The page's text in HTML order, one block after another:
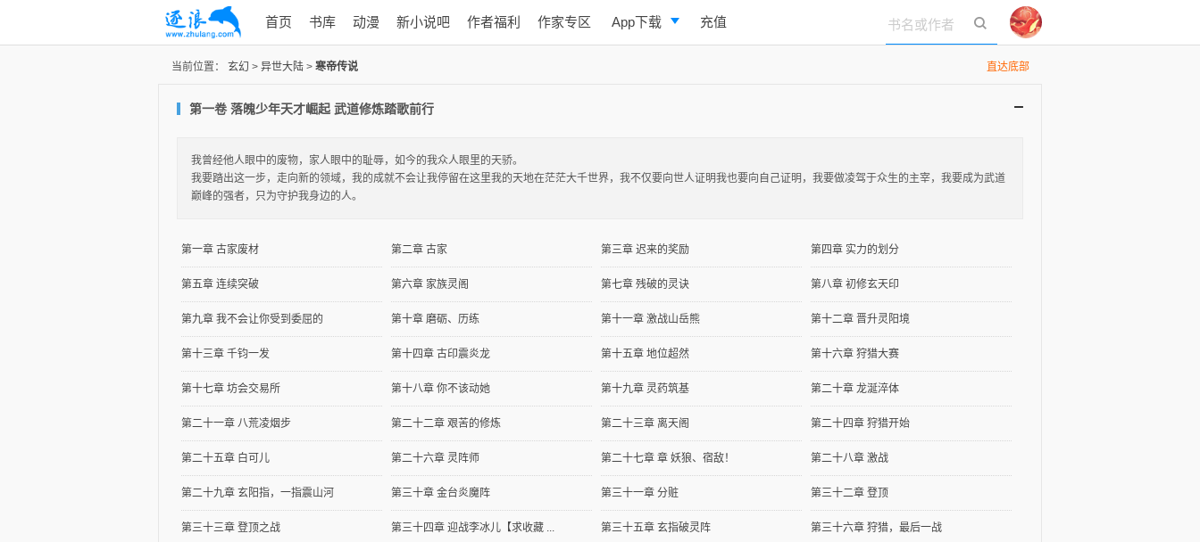
逐浪小说
首页 书库 动漫 新小说吧 作者福利 作家专区 App下载 充值
当前位置： 玄幻 > 异世大陆 > 寒帝传说 直达底部
第一卷 落魄少年天才崛起 武道修炼踏歌前行
我曾经他人眼中的废物，家人眼中的耻辱，如今的我众人眼里的天骄。
我要踏出这一步，走向新的领域，我的成就不会让我停留在这里我的天地在茫茫大千世界，我不仅要向世人证明我也要向自己证明，我要做凌驾于众生的主宰，我要成为武道
巅峰的强者，只为守护我身边的人。
第一章 古家废材 第二章 古家 第三章 迟来的奖励 第四章 实力的划分
第五章 连续突破 第六章 家族灵阁 第七章 残破的灵诀 第八章 初修玄天印
第九章 我不会让你受到委屈的 第十章 磨砺、历练 第十一章 激战山岳熊 第十二章 晋升灵阳境
第十三章 千钧一发 第十四章 古印震炎龙 第十五章 地位超然 第十六章 狩猎大赛
第十七章 坊会交易所 第十八章 你不该动她 第十九章 灵药筑基 第二十章 龙涎淬体
第二十一章 八荒凌烟步 第二十二章 艰苦的修炼 第二十三章 离天阁 第二十四章 狩猎开始
第二十五章 白可儿 第二十六章 灵阵师 第二十七章 章 妖狼、宿敌！ 第二十八章 激战
第二十九章 玄阳指，一指震山河 第三十章 金台炎魔阵 第三十一章 分赃 第三十二章 登顶
第三十三章 登顶之战 第三十四章 迎战李冰儿【求收藏 ... 第三十五章 玄指破灵阵 第三十六章 狩猎，最后一战